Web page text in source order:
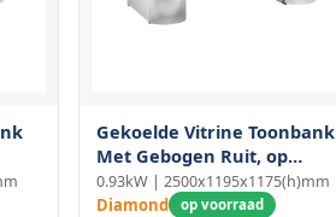
Gekoelde Vitrine Toonbank
Met Gebogen Ruit, op
Sokkels
0.93kW | 2500x1195x1175(h)mm
Diamond op voorraad